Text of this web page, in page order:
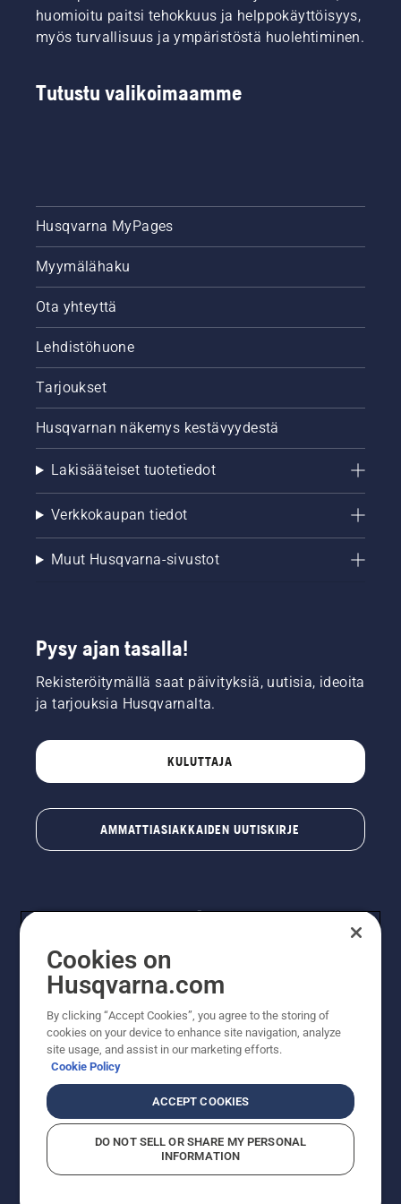
moottorisahan
voitelujärjestelmän
toiminnan.
määrä.
on
vapautettu.
muutaman
senttimetrin
päähän
puusta
ja anna
kaasua.
Voitelujärjestelmä
jos puun
rungolle
kertyy
esitellään
alla
olevalla
huomioitu paitsi tehokkuus ja helppokäyttöisyys,
myös turvallisuus ja ympäristöstä huolehtiminen.
Tutustu valikoimaamme
Husqvarna MyPages
Myymälähaku
Ota yhteyttä
Lehdistöhuone
Tarjoukset
Husqvarnan näkemys kestävyydestä
Lakisääteiset tuotetiedot
Verkkokaupan tiedot
Muut Husqvarna-sivustot
Pysy ajan tasalla!
Rekisteröitymällä saat päivityksiä, uutisia, ideoita
ja tarjouksia Husqvarnalta.
KULUTTAJA
AMMATTIASIAKKAIDEN UUTISKIRJE
© Husqvarna AB (publ). Kaikki oikeudet pidätetään.
Hinnat ovat suositushintoja. Varaamme oikeudet
hintamuutoksiin, kirjoitus- ja sisältövirheisiin. Sivusto
pyritään pitämään mahdollisimman ajantasaisena ja
suositushintoja (sis. alv), ellei tuotetta voi ostaa
suoraan verkkosivustoltamme.
EvästekäytäntöKäyttöehdotTietosuojailmoitusTiedot
Epäillyistä rikkomuksista ilmoittaminen
Cookies on
Husqvarna.com
By clicking “Accept Cookies”, you agree to the storing of
cookies on your device to enhance site navigation, analyze
site usage, and assist in our marketing efforts.
Cookie Policy
ACCEPT COOKIES
DO NOT SELL OR SHARE MY PERSONAL
INFORMATION